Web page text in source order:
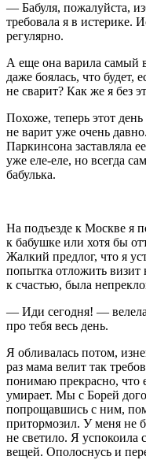
— Бабуля, пожалуйста,
требовала я в истерике.
регулярно.
А еще она варила самый
даже боялась, что будет,
не сварит? Как же я без
Похоже, теперь этот
не варит уже очень
Паркинсона заставляла
уже еле-еле, но всегда
бабулька.
На подъезде к Москве я
к бабушке или хотя бы
Жалкий предлог, что я
попытка отложить визит
к счастью, была
— Иди сегодня! —
про тебя весь день.
Я обливалась потом,
раз мама велит так
понимаю прекрасно, что
умирает. Мы с Борей
попрощавшись с ним,
притормозил. У меня не
не светило. Я успокоила
вещей. Ополоснусь и